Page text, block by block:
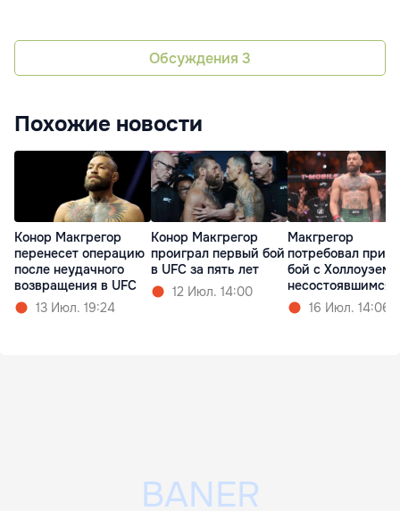
Обсуждения 3
Похожие новости
Конор Макгрегор
перенесет операцию
после неудачного
возвращения в UFC
13 Июл. 19:24
Конор Макгрегор
проиграл первый бой
в UFC за пять лет
12 Июл. 14:00
Макгрегор
потребовал
бой с Холлоуэем
несостоявшимся
16 Июл. 14:06